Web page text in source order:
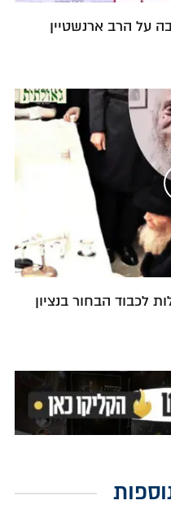
על הרב ארנשטיין
לכבוד הבחור בנציון